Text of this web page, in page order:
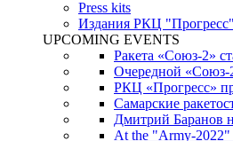
Press kits
Издания РКЦ "Прогресс"
UPCOMING EVENTS
Ракета «Союз-2»
Очередной «Союз-
РКЦ «Прогресс»
Самарские
Дмитрий Баранов
At the "Army-2022"